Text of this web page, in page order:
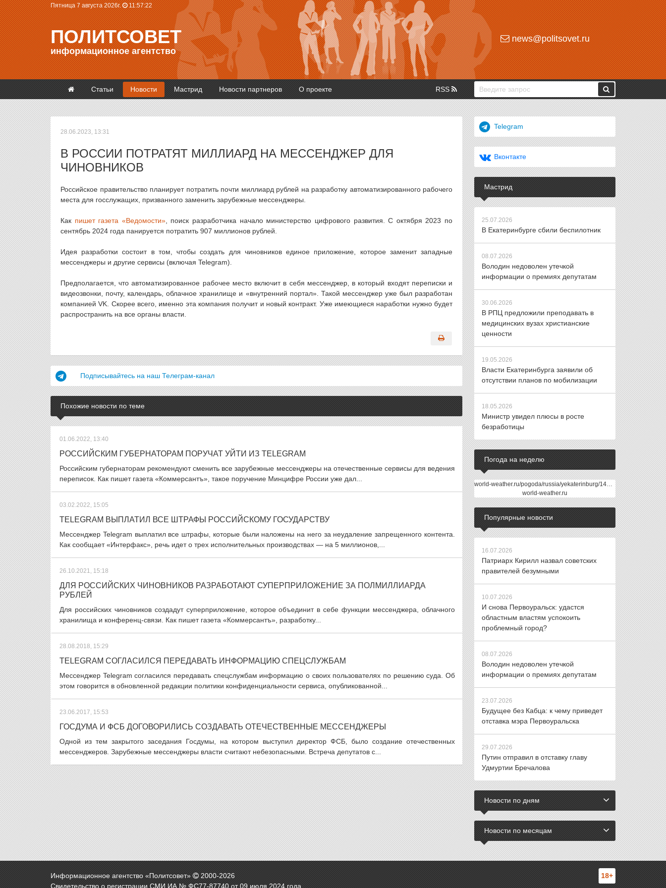
Пятница 7 августа 2026г. 11:57:22
ПОЛИТСОВЕТ
информационное агентство
news@politsovet.ru
Статьи Новости Мастрид Новости партнеров О проекте RSS
28.06.2023, 13:31
В РОССИИ ПОТРАТЯТ МИЛЛИАРД НА МЕССЕНДЖЕР ДЛЯ
ЧИНОВНИКОВ
Российское правительство планирует потратить почти миллиард рублей на разработку автоматизированного рабочего
места для госслужащих, призванного заменить зарубежные мессенджеры.
Как пишет газета «Ведомости», поиск разработчика начало министерство цифрового развития. С октября 2023 по
сентябрь 2024 года панируется потратить 907 миллионов рублей.
Идея разработки состоит в том, чтобы создать для чиновников единое приложение, которое заменит западные
мессенджеры и другие сервисы (включая Telegram).
Предполагается, что автоматизированное рабочее место включит в себя мессенджер, в который входят переписки и
видеозвонки, почту, календарь, облачное хранилище и «внутренний портал». Такой мессенджер уже был разработан
компанией VK. Скорее всего, именно эта компания получит и новый контракт. Уже имеющиеся наработки нужно будет
распространить на все органы власти.
Подписывайтесь на наш Телеграм-канал
Похожие новости по теме
01.06.2022, 13:40
РОССИЙСКИМ ГУБЕРНАТОРАМ ПОРУЧАТ УЙТИ ИЗ TELEGRAM
Российским губернаторам рекомендуют сменить все зарубежные мессенджеры на отечественные сервисы для ведения
переписок. Как пишет газета «Коммерсантъ», такое поручение Минцифре России уже дал...
03.02.2022, 15:05
TELEGRAM ВЫПЛАТИЛ ВСЕ ШТРАФЫ РОССИЙСКОМУ ГОСУДАРСТВУ
Мессенджер Telegram выплатил все штрафы, которые были наложены на него за неудаление запрещенного контента.
Как сообщает «Интерфакс», речь идет о трех исполнительных производствах — на 5 миллионов,...
26.10.2021, 15:18
ДЛЯ РОССИЙСКИХ ЧИНОВНИКОВ РАЗРАБОТАЮТ СУПЕРПРИЛОЖЕНИЕ ЗА ПОЛМИЛЛИАРДА
РУБЛЕЙ
Для российских чиновников создадут суперприложение, которое объединит в себе функции мессенджера, облачного
хранилища и конференц-связи. Как пишет газета «Коммерсантъ», разработку...
28.08.2018, 15:29
TELEGRAM СОГЛАСИЛСЯ ПЕРЕДАВАТЬ ИНФОРМАЦИЮ СПЕЦСЛУЖБАМ
Мессенджер Telegram согласился передавать спецслужбам информацию о своих пользователях по решению суда. Об
этом говорится в обновленной редакции политики конфиденциальности сервиса, опубликованной...
23.06.2017, 15:53
ГОСДУМА И ФСБ ДОГОВОРИЛИСЬ СОЗДАВАТЬ ОТЕЧЕСТВЕННЫЕ МЕССЕНДЖЕРЫ
Одной из тем закрытого заседания Госдумы, на котором выступил директор ФСБ, было создание отечественных
мессенджеров. Зарубежные мессенджеры власти считают небезопасными. Встреча депутатов с...
Telegram
Вконтакте
Мастрид
25.07.2026
В Екатеринбурге сбили беспилотник
08.07.2026
Володин недоволен утечкой
информации о премиях депутатам
30.06.2026
В РПЦ предложили преподавать в
медицинских вузах христианские
ценности
19.05.2026
Власти Екатеринбурга заявили об
отсутствии планов по мобилизации
18.05.2026
Министр увидел плюсы в росте
безработицы
Погода на неделю
world-weather.ru/pogoda/russia/yekaterinburg/14days/
world-weather.ru
Популярные новости
16.07.2026
Патриарх Кирилл назвал советских
правителей безумными
10.07.2026
И снова Первоуральск: удастся
областным властям успокоить
проблемный город?
08.07.2026
Володин недоволен утечкой
информации о премиях депутатам
23.07.2026
Будущее без Кабца: к чему приведет
отставка мэра Первоуральска
29.07.2026
Путин отправил в отставку главу
Удмуртии Бречалова
Новости по дням
Новости по месяцам
Информационное агентство «Политсовет» 2000-2026
Свидетельство о регистрации СМИ ИА № ФС77-87740 от 09 июля 2024 года.
18+